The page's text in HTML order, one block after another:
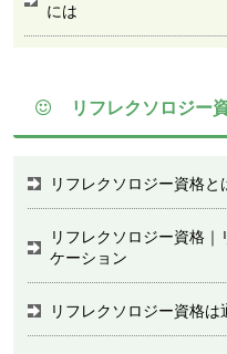
には
リフレクソロジー
リフレクソロジー資格
リフレクソロジー資格
ケーション
リフレクソロジー資格